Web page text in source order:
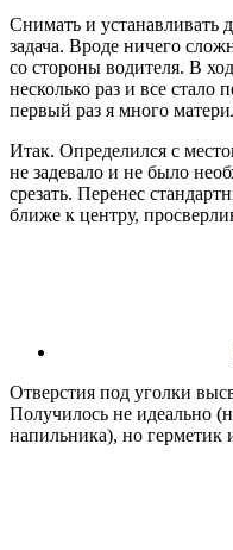
Снимать и устанавливать
задача. Вроде ничего
со стороны водителя. В
несколько раз и все стало
первый раз я много
Итак. Определился с
не задевало и не было
срезать. Перенес
ближе к центру,
Отверстия под уголки
Получилось не идеально
напильника), но герметик